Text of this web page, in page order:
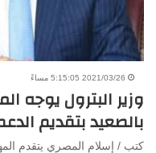
2021/03/26 5:15:05 مساءً
وزير البترول يوجه
بالصعيد بتقديم
كتب / إسلام المصري يتقدم